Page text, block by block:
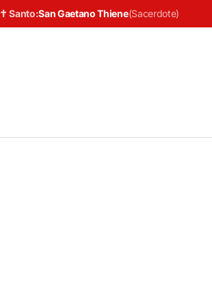
✝ Santo:San Gaetano Thiene(Sacerdote)